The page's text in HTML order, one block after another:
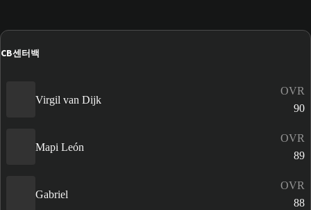
CB센터백
Virgil van Dijk
OVR
90
Mapi León
OVR
89
Gabriel
OVR
88